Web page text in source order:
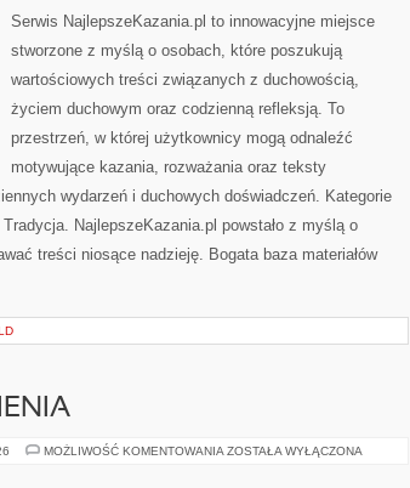
Serwis NajlepszeKazania.pl to innowacyjne miejsce
stworzone z myślą o osobach, które poszukują
wartościowych treści związanych z duchowością,
życiem duchowym oraz codzienną refleksją. To
przestrzeń, w której użytkownicy mogą odnaleźć
motywujące kazania, rozważania oraz teksty
wydarzeń i duchowych doświadczeń. Kategorie
NajlepszeKazania.pl powstało z myślą o
treści niosące nadzieję. Bogata baza materiałów
MOŻLIWOŚĆ KOMENTOWANIA PRAWO
ZOSTAŁA WYŁĄCZONA